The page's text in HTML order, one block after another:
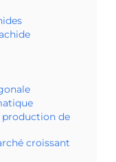
de
croissant